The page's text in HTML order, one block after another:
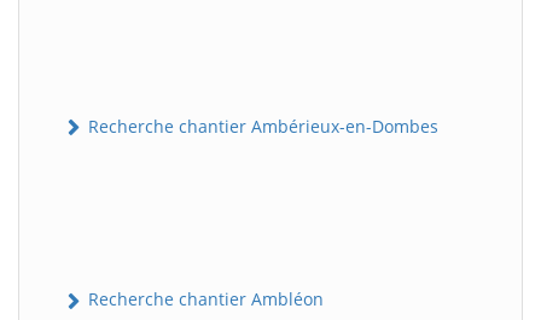
Recherche chantier Ambérieux-en-Dombes
Recherche chantier Ambléon